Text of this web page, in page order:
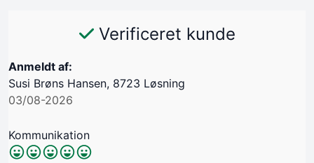
Verificeret kunde
Anmeldt af:
Susi Brøns Hansen, 8723 Løsning
03/08-2026
Kommunikation